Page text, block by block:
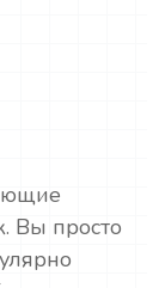
Вы просто